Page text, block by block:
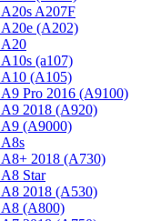
A207F
(A202)
A20
(a107)
A10 (A105)
Pro 2016 (A9100)
2018 (A920)
A9 (A9000)
2018 (A730)
Star
2018 (A530)
A8 (A800)